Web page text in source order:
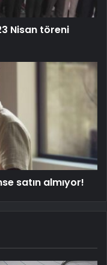
Nisan töreni
satın almıyor!